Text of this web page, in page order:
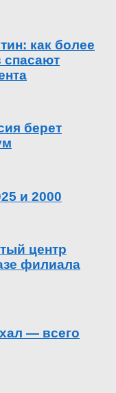
как более
спасают
берет
и 2000
центр
филиала
— всего